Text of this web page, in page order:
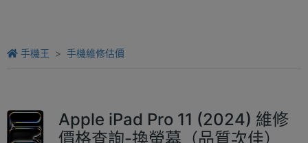
手機王 手機維修估價
Apple iPad Pro 11 (2024) 維修
價格查詢-換螢幕（品質次佳）